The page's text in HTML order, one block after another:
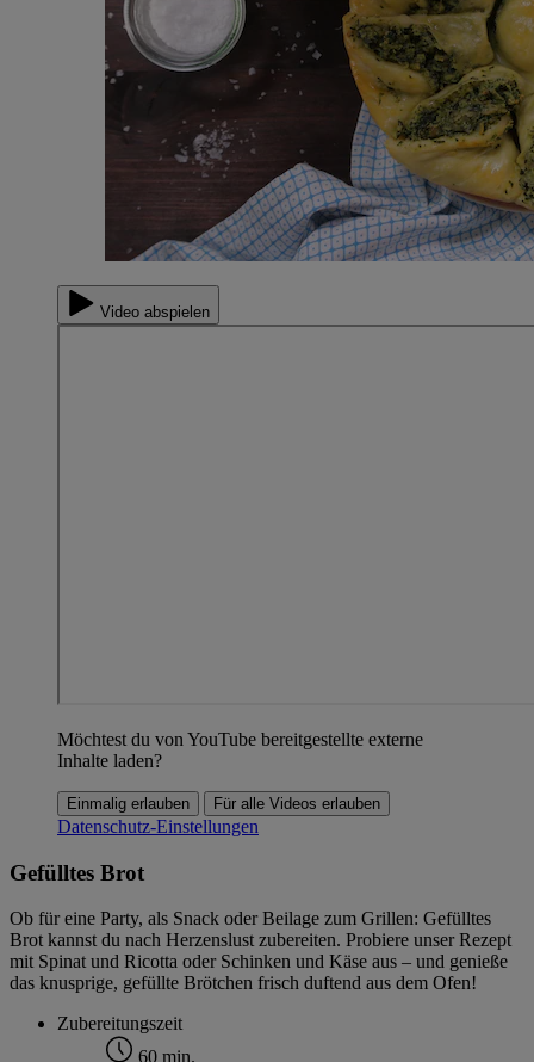
Video abspielen
Möchtest du von YouTube bereitgestellte externe
Inhalte laden?
Einmalig erlauben Für alle Videos erlauben
Datenschutz-Einstellungen
Gefülltes Brot
Ob für eine Party, als Snack oder Beilage zum Grillen: Gefülltes
Brot kannst du nach Herzenslust zubereiten. Probiere unser Rezept
mit Spinat und Ricotta oder Schinken und Käse aus – und genieße
das knusprige, gefüllte Brötchen frisch duftend aus dem Ofen!
Zubereitungszeit
60 min.